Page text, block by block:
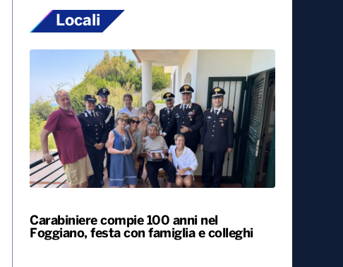
Locali
Carabiniere compie 100 anni nel
Foggiano, festa con famiglia e colleghi